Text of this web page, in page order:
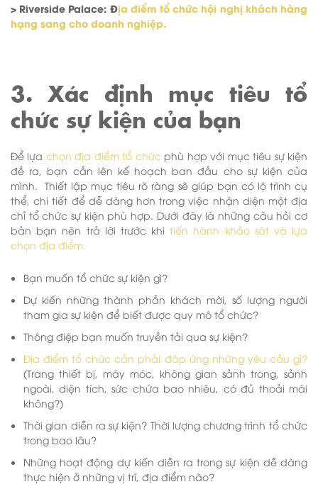
> Riverside Palace: Địa điểm tổ chức hội nghị khách hàng
hạng sang cho doanh nghiệp.
3. Xác định mục tiêu tổ
chức sự kiện của bạn
Để lựa chọn địa điểm tổ chứcphù hợp với mục tiêu sự kiện
đề ra, bạn cần lên kế hoạch ban đầu cho sự kiện của
mình. Thiết lập mục tiêu rõ ràng sẽ giúp bạn có lộ trình cụ
thể, chi tiết để dễ dàng hơn trong việc nhận diện một địa
chỉ tổ chức sự kiện phù hợp. Dưới đây là những câu hỏi cơ
bản bạn nên trả lời trước khitiến hành khảo sát và lựa
chọn địa điểm.
Bạn muốn tổ chức sự kiện gì?
Dự kiến những thành phần khách mời, số lượng người
tham gia sự kiện để biết được quy mô tổ chức?
Thông điệp bạn muốn truyền tải qua sự kiện?
Địa điểm tổ chức cần phải đáp ứng những yêu cầu gì?
(Trang thiết bị, máy móc, không gian sảnh trong, sảnh
ngoài, diện tích, sức chứa bao nhiêu, có đủ thoải mái
không?)
Thời gian diễn ra sự kiện? Thời lượng chương trình tổ chức
trong bao lâu?
Những hoạt động dự kiến diễn ra trong sự kiện dễ dàng
thực hiện ở những vị trí, địa điểm nào?